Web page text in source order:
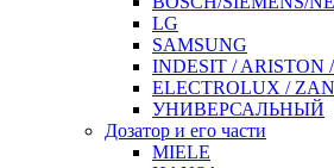
LG
SAMSUNG
INDESIT / ARISTON
ELECTROLUX /
УНИВЕРСАЛЬНЫЙ
Дозатор и его части
MIELE